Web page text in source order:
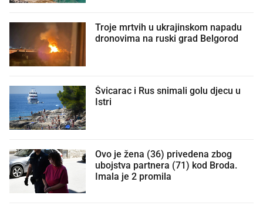
Troje mrtvih u ukrajinskom napadu
dronovima na ruski grad Belgorod
Švicarac i Rus snimali golu djecu u
Istri
Ovo je žena (36) privedena zbog
ubojstva partnera (71) kod Broda.
Imala je 2 promila